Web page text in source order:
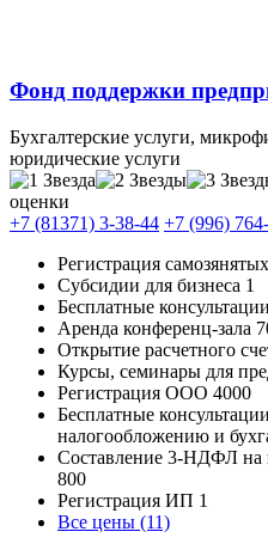
Фонд поддержки
Бухгалтерские услуги,
юридические услуги
оценки
+7 (81371) 3-38-44 +7 (996)
Регистрация самозянятых
Субсидии для бизнеса 1
Бесплатные
Аренда конференц-зала
Открытие расчетного
Курсы, семинары для
Регистрация ООО 4000
Бесплатные
налогообложению и
Составление 3-НДФЛ на
800
Регистрация ИП 1
Все цены (11)